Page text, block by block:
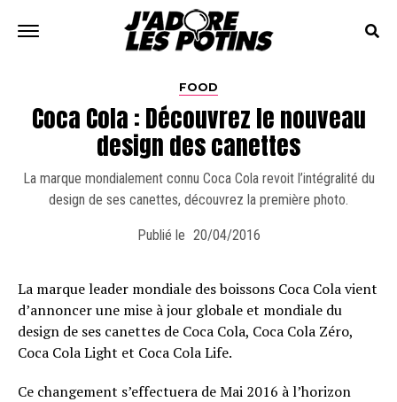
FOOD
Coca Cola : Découvrez le nouveau
design des canettes
La marque mondialement connu Coca Cola revoit l’intégralité du
design de ses canettes, découvrez la première photo.
Publié le 20/04/2016
La marque leader mondiale des boissons Coca Cola vient
d’annoncer une mise à jour globale et mondiale du
design de ses canettes de Coca Cola, Coca Cola Zéro,
Coca Cola Light et Coca Cola Life.
Ce changement s’effectuera de Mai 2016 à l’horizon